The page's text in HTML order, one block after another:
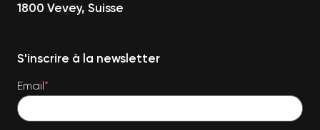
1800 Vevey, Suisse
S'inscrire à la newsletter
Email*